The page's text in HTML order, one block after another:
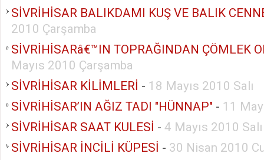
SİVRİHİSAR BALIKDAMI KUŞ VE BALIK
2010 Çarşamba
SİVRİHİSARâ€™IN TOPRAĞINDAN ÇÖMLEK
Mayıs 2010 Çarşamba
SİVRİHİSAR KİLİMLERİ - 18 Mayıs 2010 Salı
SİVRİHİSAR’IN AĞIZ TADI "HÜNNAP" - 11
SİVRİHİSAR SAAT KULESİ - 4 Mayıs 2010 Salı
SİVRİHİSAR İNCİLİ KÜPESİ - 30 Nisan 2010